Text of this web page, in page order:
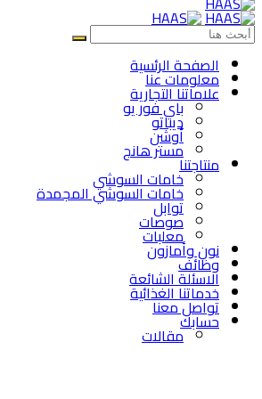
الصفحة الرئسية
معلومات عنا
علاماتنا التجارية
باي فور يو
ديباتو
أوشن
مستر هانج
منتاجتنا
خامات السوشي
خامات السوشي المجمدة
توابل
صوصات
معلبات
نون وأمازون
وظائف
الاسئلة الشائعة
خدماتنا الغذائية
تواصل معنا
حسابك
مقالات